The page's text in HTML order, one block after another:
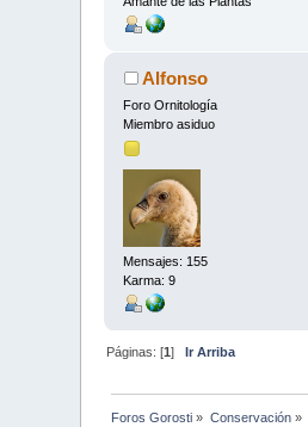
Alfonso
Foro Ornitología
Miembro asiduo
Mensajes: 155
Karma: 9
Páginas: [1]Ir Arriba
Foros Gorosti » Conservación»